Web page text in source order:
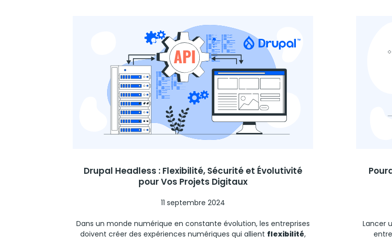
Drupal Headless : Flexibilité, Sécurité et Évolutivité
pour Vos Projets Digitaux
11 septembre 2024
Dans un monde numérique en constante évolution, les entreprises
doivent créer des expériences numériques qui allient flexibilité,
Lancer